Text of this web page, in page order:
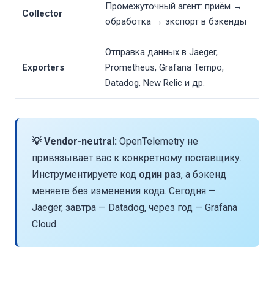
Collector
Промежуточный агент: приём →
обработка → экспорт в бэкенды
Exporters
Отправка данных в Jaeger,
Prometheus, Grafana Tempo,
Datadog, New Relic и др.
💡 Vendor-neutral: OpenTelemetry не
привязывает вас к конкретному поставщику.
Инструментируете код один раз, а бэкенд
меняете без изменения кода. Сегодня —
Jaeger, завтра — Datadog, через год — Grafana
Cloud.